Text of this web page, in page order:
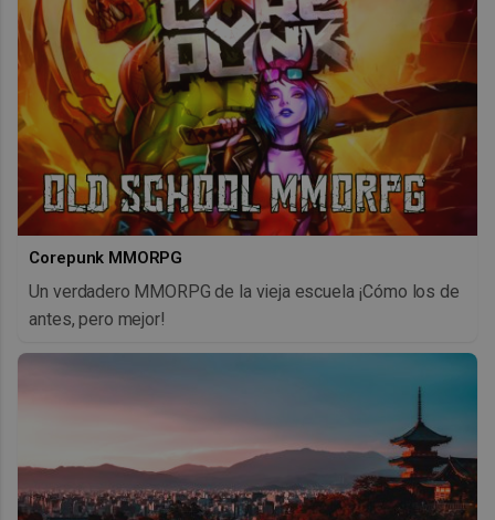
Corepunk MMORPG
Un verdadero MMORPG de la vieja escuela ¡Cómo los de
antes, pero mejor!